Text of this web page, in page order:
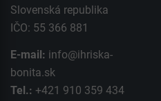
Slovenská republika
IČO: 55 366 881
E-mail: info@ihriska-
bonita.sk
Tel.: +421 910 359 434